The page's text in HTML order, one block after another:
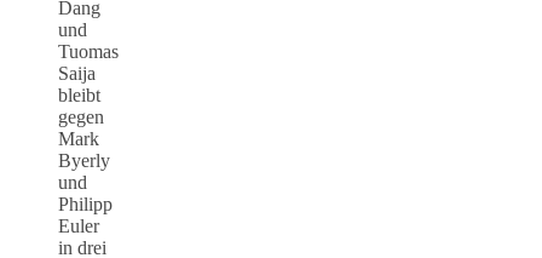
Dang
und
Tuomas
Saija
bleibt
gegen
Mark
Byerly
und
Philipp
Euler
in drei